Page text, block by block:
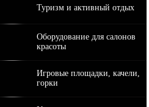
Туризм и активный отдых
Оборудование для салонов
красоты
Игровые площадки, качели,
горки